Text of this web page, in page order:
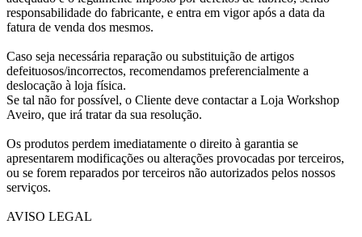
responsabilidade do fabricante, e entra em vigor após a data da
fatura de venda dos mesmos.
Caso seja necessária reparação ou substituição de artigos
defeituosos/incorrectos, recomendamos preferencialmente a
deslocação à loja física.
Se tal não for possível, o Cliente deve contactar a Loja Workshop
Aveiro, que irá tratar da sua resolução.
Os produtos perdem imediatamente o direito à garantia se
apresentarem modificações ou alterações provocadas por terceiros,
ou se forem reparados por terceiros não autorizados pelos nossos
serviços.
AVISO LEGAL